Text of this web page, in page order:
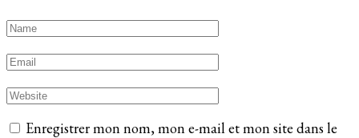
Enregistrer mon nom, mon e-mail et mon site dans le